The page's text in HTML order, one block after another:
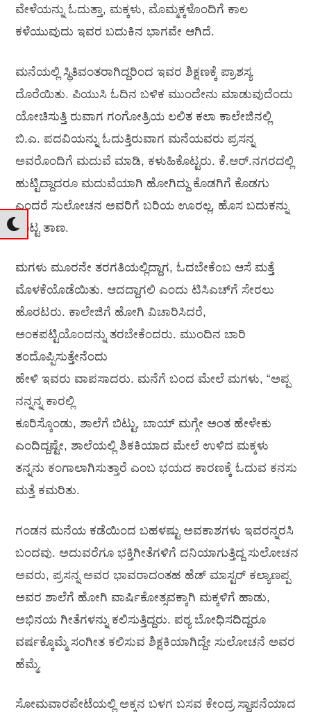
ವೇಳೆಯನ್ನು ಓದುತ್ತಾ, ಮಕ್ಕಳು, ಮೊಮ್ಮಕ್ಕಳೊಂದಿಗೆ ಕಾಲ
ಕಳೆಯುವುದು ಇವರ ಬದುಕಿನ ಭಾಗವೇ ಆಗಿದೆ.
ಮನೆಯಲ್ಲಿ ಸ್ಥಿತಿವಂತರಾಗಿದ್ದರಿಂದ ಇವರ ಶಿಕ್ಷಣಕ್ಕೆ ಪ್ರಾಶಸ್ಯ
ದೊರೆಯಿತು. ಪಿಯುಸಿ ಓದಿನ ಬಳಿಕ ಮುಂದೇನು ಮಾಡುವುದೆಂದು
ಯೋಚಿಸುತ್ತಿ ರುವಾಗ ಗಂಗೋತ್ರಿಯ ಲಲಿತ ಕಲಾ ಕಾಲೇಜಿನಲ್ಲಿ
ಬಿ.ಎ. ಪದವಿಯನ್ನು ಓದುತ್ತಿರುವಾಗ ಮನೆಯವರು ಪ್ರಸನ್ನ
ಅವರೊಂದಿಗೆ ಮದುವೆ ಮಾಡಿ, ಕಳುಹಿಕೊಟ್ಟರು. ಕೆ.ಆರ್.ನಗರದಲ್ಲಿ
ಹುಟ್ಟಿದ್ದಾದರೂ ಮದುವೆಯಾಗಿ ಹೋಗಿದ್ದು ಕೊಡಗಿಗೆ ಕೊಡಗು
ಎಂದರೆ ಸುಲೋಚನ ಅವರಿಗೆ ಬರಿಯ ಊರಲ್ಲ, ಹೊಸ ಬದುಕನ್ನು
ಕೊಟ್ಟ ತಾಣ.
ಮಗಳು ಮೂರನೇ ತರಗತಿಯಲ್ಲಿದ್ದಾಗ, ಓದಬೇಕೆಂಬ ಆಸೆ ಮತ್ತೆ
ಮೊಳಕೆಯೊಡೆಯಿತು. ಆದದ್ದಾಗಲಿ ಎಂದು ಟಿಸಿಎಚ್‌ಗೆ ಸೇರಲು
ಹೊರಟರು. ಕಾಲೇಜಿಗೆ ಹೋಗಿ ವಿಚಾರಿಸಿದರೆ,
ಅಂಕಪಟ್ಟಿಯೊಂದನ್ನು ತರಬೇಕೆಂದರು. ಮುಂದಿನ ಬಾರಿ
ತಂದೊಪ್ಪಿಸುತ್ತೇನೆಂದು
ಹೇಳಿ ಇವರು ವಾಪಸಾದರು. ಮನೆಗೆ ಬಂದ ಮೇಲೆ ಮಗಳು, “ಅಪ್ಪ
ನನ್ನನ್ನ ಕಾರಲ್ಲಿ
ಕೂರಿಸ್ಕೊಂಡು, ಶಾಲೆಗೆ ಬಿಟ್ಟು, ಬಾಯ್ ಮಗ್ಗೇ ಅಂತ ಹೇಳೇಕು
ಎಂದಿದ್ದಷ್ಟೇ, ಶಾಲೆಯಲ್ಲಿ ಶಿಕಕಿಯಾದ ಮೇಲೆ ಉಳಿದ ಮಕ್ಕಳು
ತನ್ನನು ಕಂಗಾಲಾಗಿಸುತ್ತಾರೆ ಎಂಬ ಭಯದ ಕಾರಣಕ್ಕೆ ಓದುವ ಕನಸು
ಮತ್ತೆ ಕಮರಿತು.
ಗಂಡನ ಮನೆಯ ಕಡೆಯಿಂದ ಬಹಳಷ್ಟು ಅವಕಾಶಗಳು ಇವರನ್ನರಸಿ
ಬಂದವು. ಅದುವರೆಗೂ ಭಕ್ತಿಗೀತೆಗಳಿಗೆ ದನಿಯಾಗುತ್ತಿದ್ದ ಸುಲೋಚನ
ಅವರು, ಪ್ರಸನ್ನ ಅವರ ಭಾವರಾದಂತಹ ಹೆಡ್ ಮಾಸ್ಟರ್ ಕಲ್ಯಾಣಪ್ಪ
ಅವರ ಶಾಲೆಗೆ ಹೋಗಿ ವಾರ್ಷಿಕೋತ್ಸವಕ್ಕಾಗಿ ಮಕ್ಕಳಿಗೆ ಹಾಡು,
ಅಭಿನಯ ಗೀತೆಗಳನ್ನು ಕಲಿಸುತ್ತಿದ್ದರು. ಪಠ್ಯ ಬೋಧಿಸದಿದ್ದರೂ
ವರ್ಷಕ್ಕೊಮ್ಮೆ ಸಂಗೀತ ಕಲಿಸುವ ಶಿಕ್ಷಕಿಯಾಗಿದ್ದೇ ಸುಲೋಚನೆ ಅವರ
ಹೆಮ್ಮೆ.
ಸೋಮವಾರಪೇಟೆಯಲ್ಲಿ ಅಕ್ಕನ ಬಳಗ ಬಸವ ಕೇಂದ್ರ ಸ್ಥಾಪನೆಯಾದ